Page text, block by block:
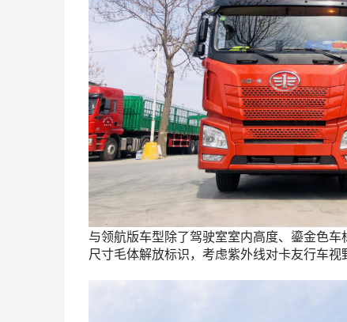
与领航版车型除了驾驶室室内高度、鎏金色
尺寸毛体解放标识，考虑紫外线对卡友行车